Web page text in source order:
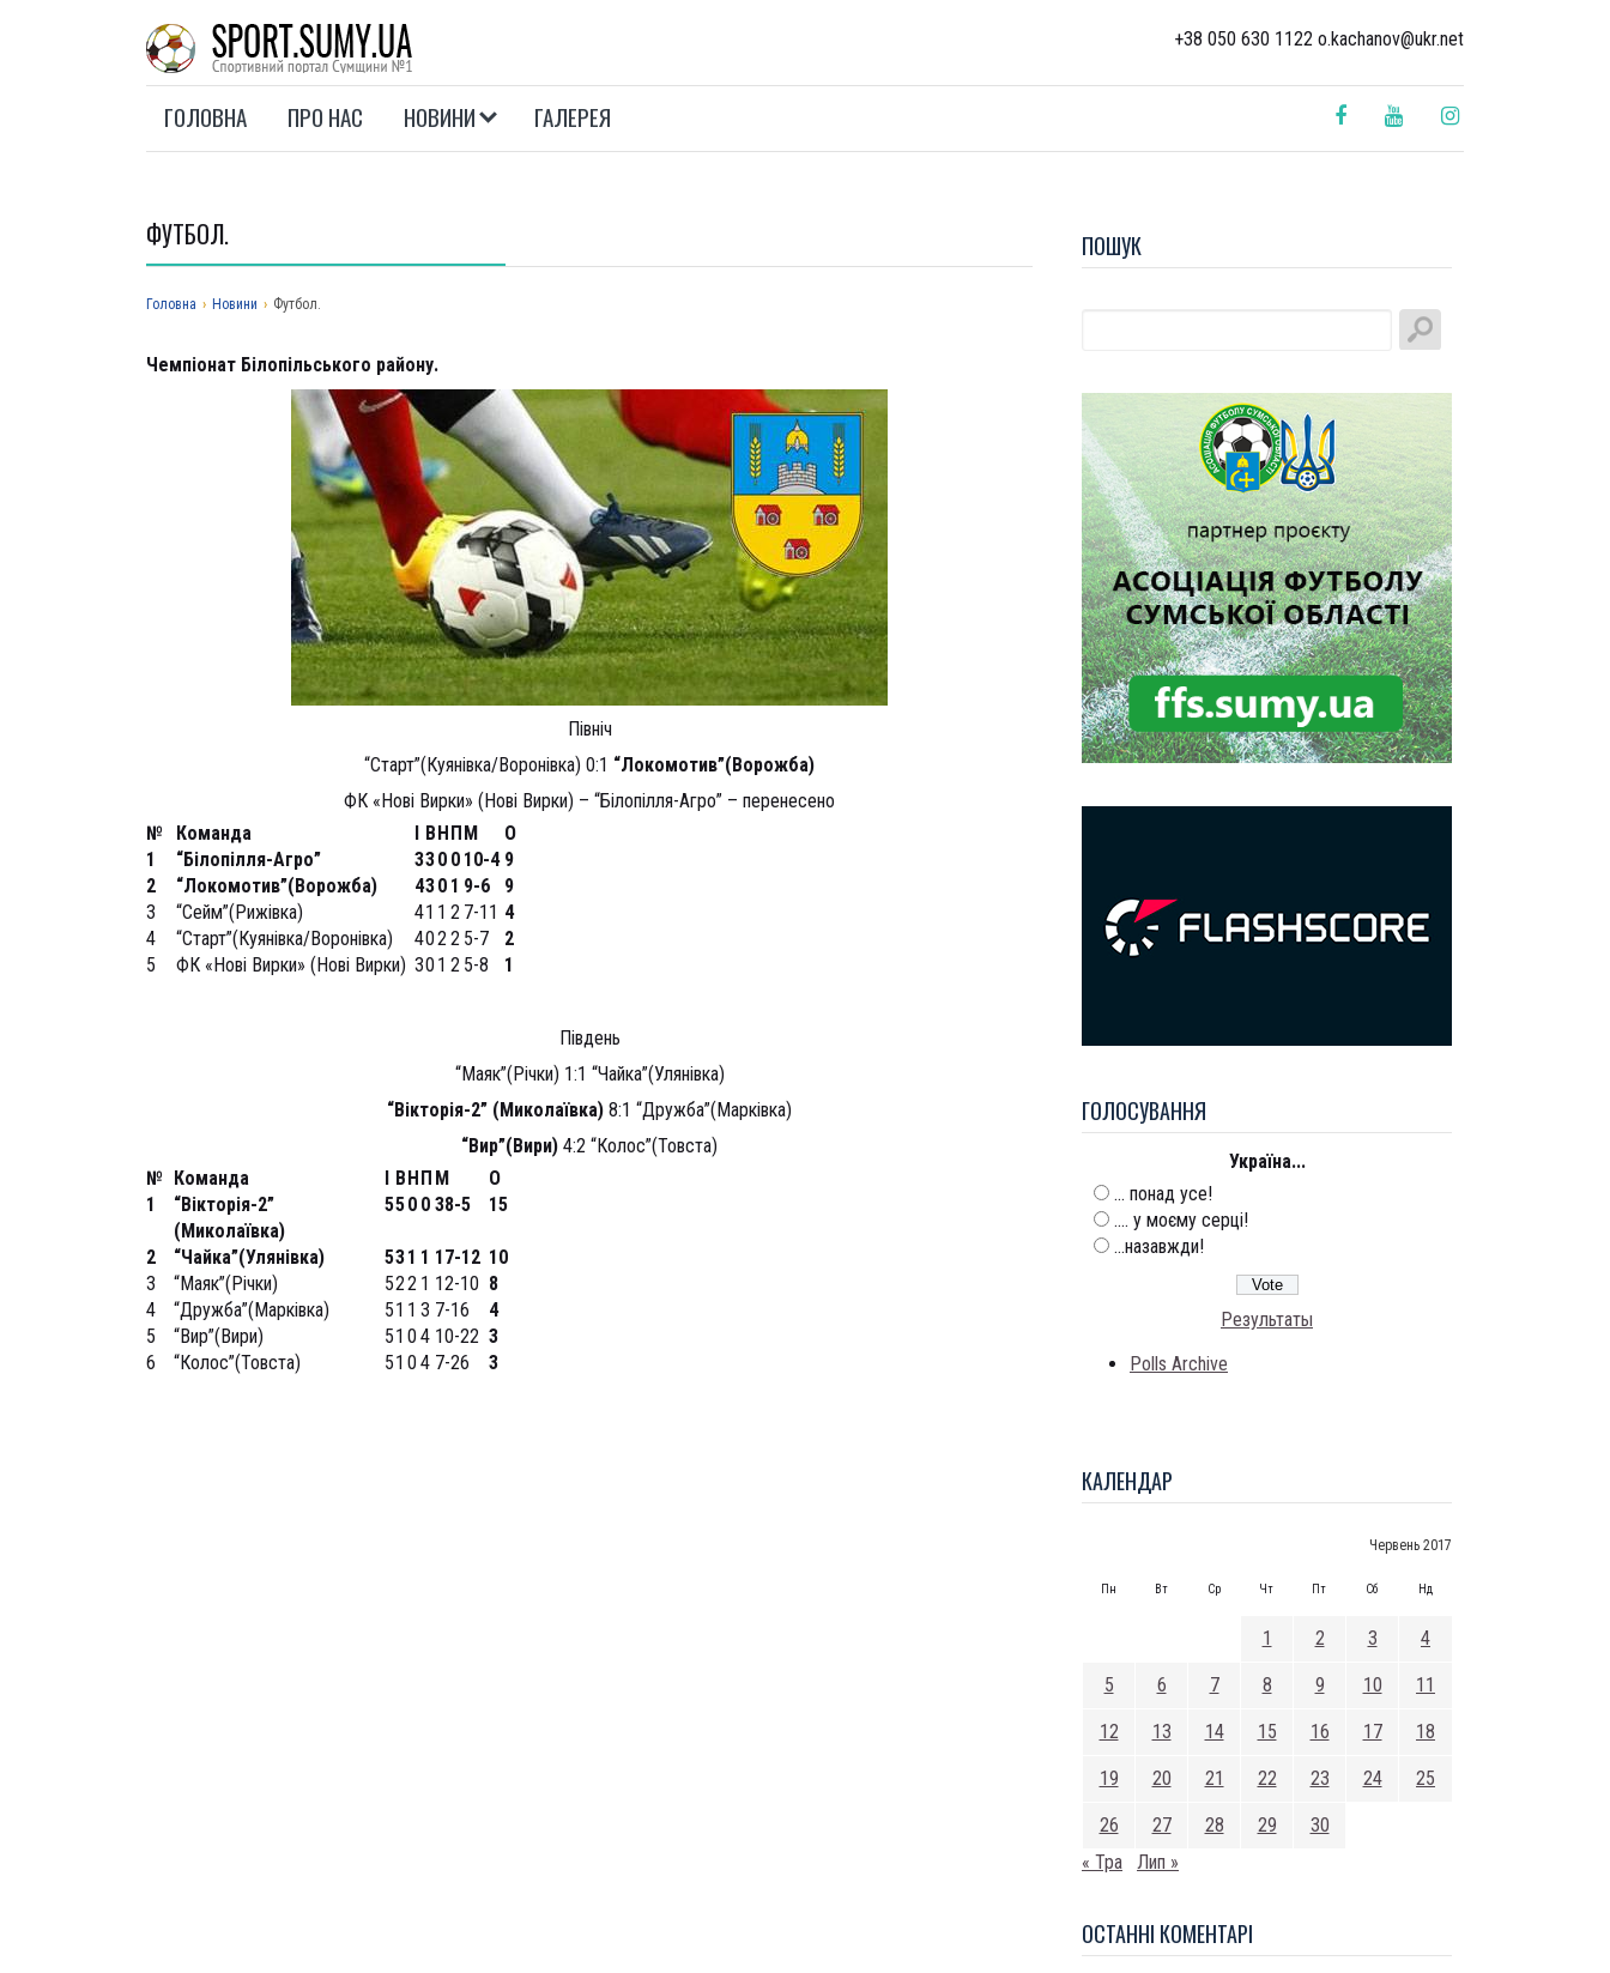
+38 050 630 1122 o.kachanov@ukr.net
ГОЛОВНА ПРО НАС НОВИНИ ГАЛЕРЕЯ
ПОШУК
ГОЛОСУВАННЯ
Україна...
... понад усе!
.... у моєму серці!
...назавжди!
Результаты
Polls Archive
КАЛЕНДАР
Червень 2017
Пн Вт Ср Чт Пт Сб Нд
1 2 3 4
5 6 7 8 9 10 11
12 13 14 15 16 17 18
19 20 21 22 23 24 25
26 27 28 29
30
« Тра
Лип »
ОСТАННI КОМЕНТАРI
ФУТБОЛ.
Головна › Новини › Футбол.
Чемпіонат Білопільського району.
Північ
“Старт”(Куянівка/Воронівка) 0:1 “Локомотив”(Ворожба)
ФК «Нові Вирки» (Нові Вирки) – “Білопілля-Агро” – перенесено
№
Команда І ВНПМ
О
1
“Білопілля-Агро” 330 0 10-4 9
2
“Локомотив”(Ворожба) 430 1 9-6
9
3
“Сейм”(Рижівка) 41 1 2 7-11 4
4
“Старт”(Куянівка/Воронівка) 402 2 5-7
2
5
ФК «Нові Вирки» (Нові Вирки) 30 1 2 5-8 1
Південь
“Маяк”(Річки) 1:1 “Чайка”(Улянівка)
“Вікторія-2” (Миколаївка) 8:1 “Дружба”(Марківка)
“Вир”(Вири) 4:2 “Колос”(Товста)
№ Команда І ВНП М
О
1
“Вікторія-2”
(Миколаївка)
550 0 38-5 15
2 “Чайка”(Улянівка) 531 1 17-12 10
3
“Маяк”(Річки) 522 1 12-10 8
4
“Дружба”(Марківка) 51 1 3 7-16
4
5
“Вир”(Вири) 51 0 4 10-22 3
6
“Колос”(Товста) 51 0 4 7-26 3